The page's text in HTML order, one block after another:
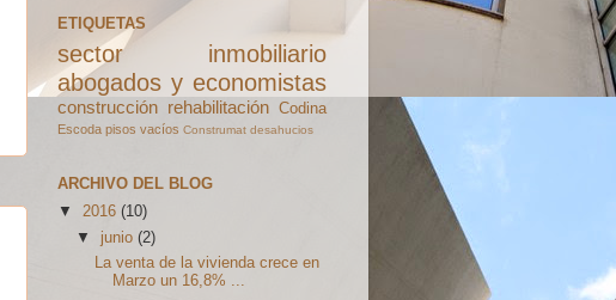
ETIQUETAS
sector inmobiliario
abogados y economistas
construcción rehabilitación Codina
Escoda pisos vacíos Construmat desahucios
ARCHIVO DEL BLOG
▼ 2016 (10)
▼ junio(2)
La venta de la vivienda crece en
Marzo un 16,8% ...